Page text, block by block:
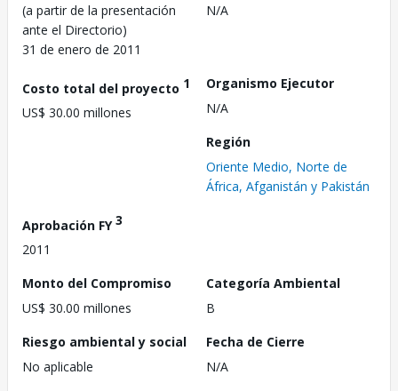
(a partir de la presentación
ante el Directorio)
31 de enero de 2011
N/A
Costo total del proyecto 1
US$ 30.00 millones
Organismo Ejecutor
N/A
Región
Oriente Medio, Norte de
África, Afganistán y Pakistán
Aprobación FY3
2011
Monto del Compromiso
US$ 30.00 millones
Categoría Ambiental
B
Riesgo ambiental y social
No aplicable
Fecha de Cierre
N/A